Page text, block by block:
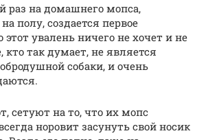
раз на домашнего мопса,
полу, создается первое
этот увалень ничего не хочет и не
кто так думает, не является
собаки, и очень
сетуют на то, что их мопс
норовит засунуть свой носик